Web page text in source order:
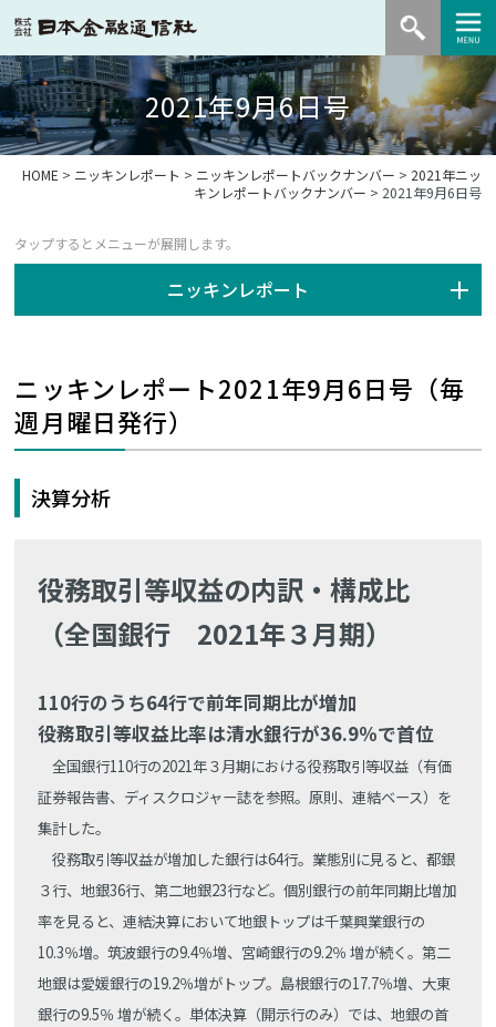
2021年9月6日号
HOME > ニッキンレポート > ニッキンレポートバックナンバー > 2021年ニッ
キンレポートバックナンバー > 2021年9月6日号
ニッキンレポート
ニッキンレポート2021年9月6日号（毎
週月曜日発行）
決算分析
役務取引等収益の内訳・構成比
（全国銀行 2021年３月期）
110行のうち64行で前年同期比が増加
役務取引等収益比率は清水銀行が36.9％で首位
全国銀行110行の2021年３月期における役務取引等収益（有価
証券報告書、ディスクロジャー誌を参照。原則、連結ベース）を
集計した。
役務取引等収益が増加した銀行は64行。業態別に見ると、都銀
３行、地銀36行、第二地銀23行など。個別銀行の前年同期比増加
率を見ると、連結決算において地銀トップは千葉興業銀行の
10.3％増。筑波銀行の9.4％増、宮崎銀行の9.2％ 増が続く。第二
地銀は愛媛銀行の19.2％増がトップ。島根銀行の17.7％増、大東
銀行の9.5％ 増が続く。単体決算（開示行のみ）では、地銀の首